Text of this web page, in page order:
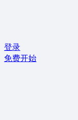
登录
免费开始